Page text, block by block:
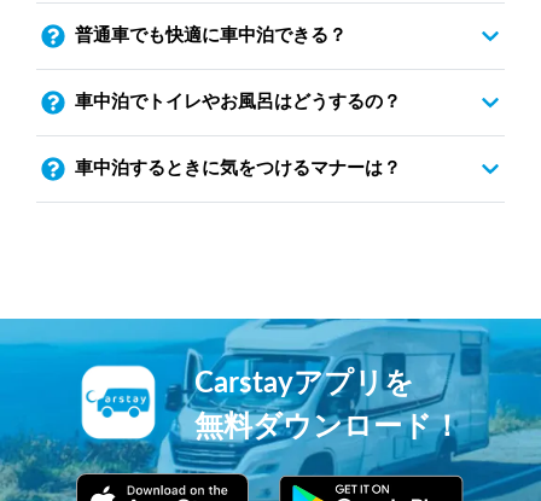
普通車でも快適に車中泊できる？
車中泊でトイレやお風呂はどうするの？
車中泊するときに気をつけるマナーは？
Carstayアプリを
無料ダウンロード！